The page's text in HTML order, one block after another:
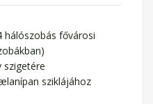
hálószobás fővárosi
szigetére
sziklájához